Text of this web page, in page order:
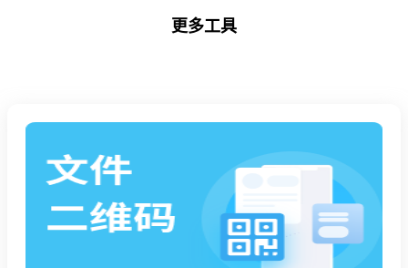
更多工具